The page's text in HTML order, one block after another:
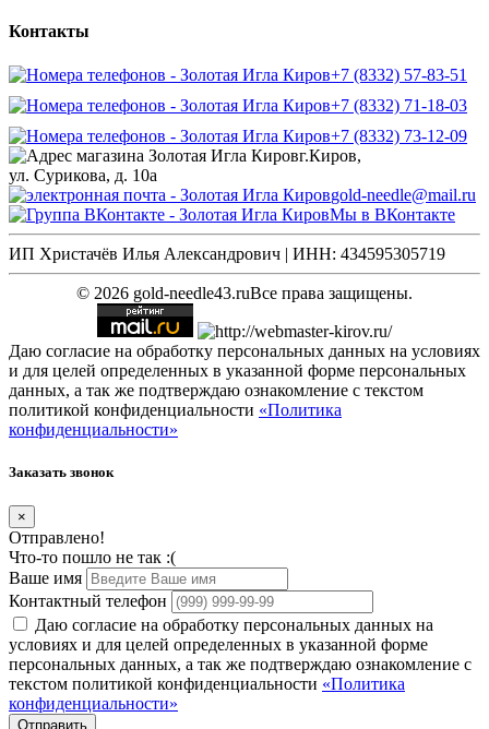
Контакты
+7 (8332) 57-83-51
+7 (8332) 71-18-03
+7 (8332) 73-12-09
г.Киров,
ул. Сурикова, д. 10а
gold-needle@mail.ru
Мы в ВКонтакте
ИП Христачёв Илья Александрович | ИНН: 434595305719
© 2026 gold-needle43.ruВсе права защищены.
Даю согласие на обработку персональных данных на условиях
и для целей определенных в указанной форме персональных
данных, а так же подтверждаю ознакомление с текстом
политикой конфиденциальности «Политика
конфиденциальности»
Заказать звонок
×
Отправлено!
Что-то пошло не так :(
Ваше имя
Контактный телефон
Даю согласие на обработку персональных данных на
условиях и для целей определенных в указанной форме
персональных данных, а так же подтверждаю ознакомление с
текстом политикой конфиденциальности «Политика
конфиденциальности»
Отправить